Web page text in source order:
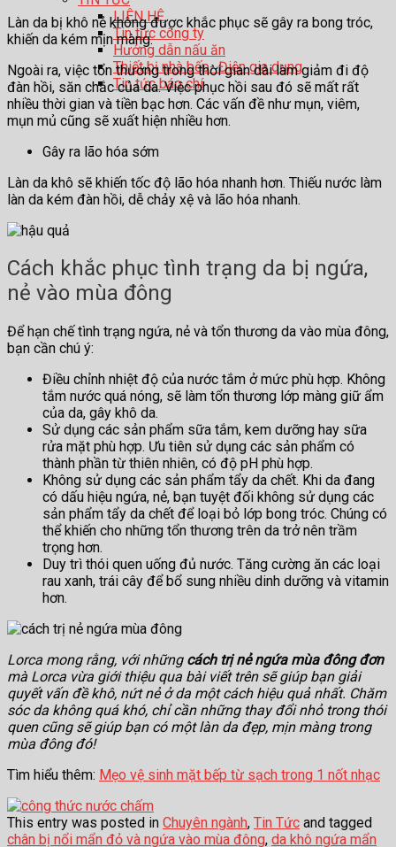
LIÊN HỆ
Tin tức công ty
Hướng dẫn nấu ăn
Thiết bị nhà bếp- Điện gia dụng
Tin tức báo chí
Làn da bị khô nẻ không được khắc phục sẽ gây ra bong tróc,
khiến da kém mịn màng.
Ngoài ra, việc tổn thương trong thời gian dài làm giảm đi độ
đàn hồi, săn chắc của da. Việc phục hồi sau đó sẽ mất rất
nhiều thời gian và tiền bạc hơn. Các vấn đề như mụn, viêm,
mụn mủ cũng sẽ xuất hiện nhiều hơn.
Gây ra lão hóa sớm
Làn da khô sẽ khiến tốc độ lão hóa nhanh hơn. Thiếu nước làm
làn da kém đàn hồi, dễ chảy xệ và lão hóa nhanh.
Cách khắc phục tình trạng da bị ngứa,
nẻ vào mùa đông
Để hạn chế tình trạng ngứa, nẻ và tổn thương da vào mùa đông,
bạn cần chú ý:
Điều chỉnh nhiệt độ của nước tắm ở mức phù hợp. Không
tắm nước quá nóng, sẽ làm tổn thương lớp màng giữ ẩm
của da, gây khô da.
Sử dụng các sản phẩm sữa tắm, kem dưỡng hay sữa
rửa mặt phù hợp. Ưu tiên sử dụng các sản phẩm có
thành phần từ thiên nhiên, có độ pH phù hợp.
Không sử dụng các sản phẩm tẩy da chết. Khi da đang
có dấu hiệu ngứa, nẻ, bạn tuyệt đối không sử dụng các
sản phẩm tẩy da chết để loại bỏ lớp bong tróc. Chúng có
thể khiến cho những tổn thương trên da trở nên trầm
trọng hơn.
Duy trì thói quen uống đủ nước. Tăng cường ăn các loại
rau xanh, trái cây để bổ sung nhiều dinh dưỡng và vitamin
hơn.
Lorca mong rằng, với những cách trị nẻ ngứa mùa đông đơn
mà Lorca vừa giới thiệu qua bài viết trên sẽ giúp bạn giải
quyết vấn đề khô, nứt nẻ ở da một cách hiệu quả nhất. Chăm
sóc da không quá khó, chỉ cần những thay đổi nhỏ trong thói
quen cũng sẽ giúp bạn có một làn da đẹp, mịn màng trong
mùa đông đó!
Tìm hiểu thêm: Mẹo vệ sinh mặt bếp từ sạch trong 1 nốt nhạc
This entry was posted in Chuyên ngành, Tin Tức and tagged
chân bị nổi mẩn đỏ và ngứa vào mùa đông, da khô ngứa mẩn